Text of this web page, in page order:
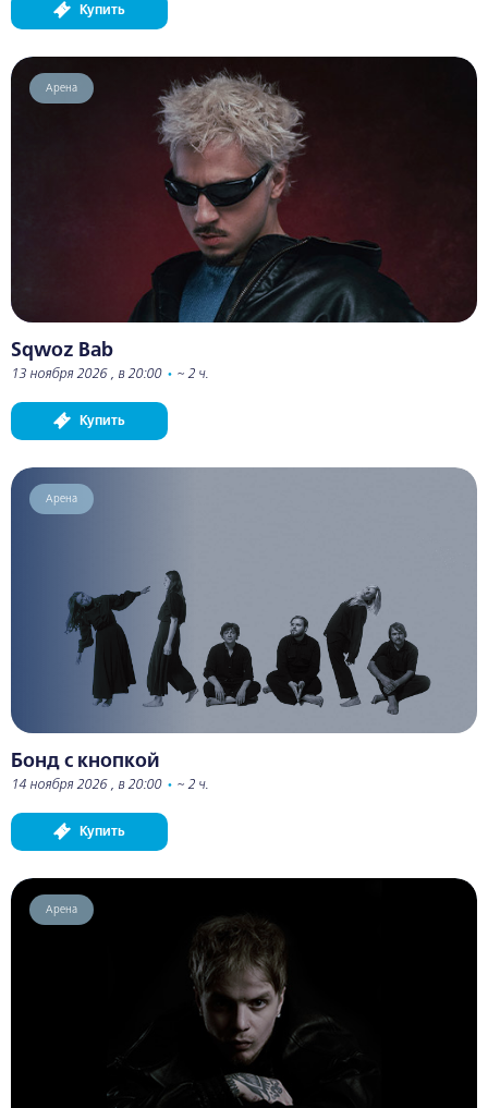
Купить
Арена
Sqwoz Bab
13 ноября 2026 , в 20:00 • ~ 2 ч.
Купить
Арена
Бонд с кнопкой
14 ноября 2026 , в 20:00 • ~ 2 ч.
Купить
Арена